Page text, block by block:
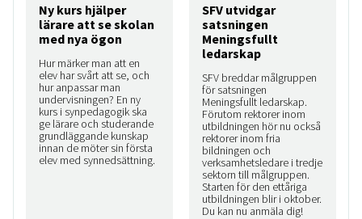
Ny kurs hjälper
lärare att se skolan
med nya ögon
Hur märker man att en
elev har svårt att se, och
hur anpassar man
undervisningen? En ny
kurs i synpedagogik ska
ge lärare och studerande
grundläggande kunskap
innan de möter sin första
elev med synnedsättning.
SFV utvidgar
satsningen
Meningsfullt
ledarskap
SFV breddar målgruppen
för satsningen
Meningsfullt ledarskap.
Förutom rektorer inom
utbildningen hör nu också
rektorer inom fria
bildningen och
verksamhetsledare i tredje
sektorn till målgruppen.
Starten för den ettåriga
utbildningen blir i oktober.
Du kan nu anmäla dig!